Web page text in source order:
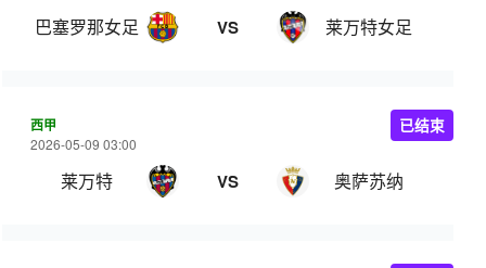
巴塞罗那女足 VS 莱万特女足
西甲
2026-05-09 03:00
莱万特 VS 奥萨苏纳
已结束